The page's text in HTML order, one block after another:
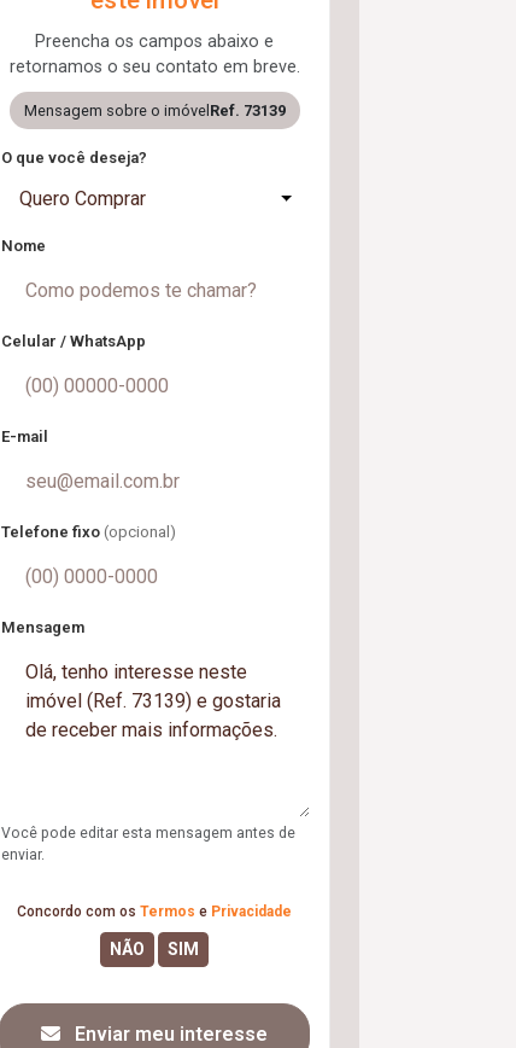
Preencha os campos abaixo e
retornamos o seu contato em breve.
Mensagem sobre o imóvel Ref. 73139
O que você deseja?
Quero Comprar
Nome
Celular / WhatsApp
E-mail
Telefone fixo (opcional)
Mensagem
Você pode editar esta mensagem antes de
enviar.
Concordo com os Termos e Privacidade
Enviar meu interesse